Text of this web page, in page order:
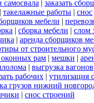
самосвала | заказать
| такелажные работы | снос
мебели |
| сборка мебели | слом
| аренда сборщиков
от строительного
рам | мешки |
| выгрузка вагонов
рабочих | утилизация
грузов нижний
| снос строений